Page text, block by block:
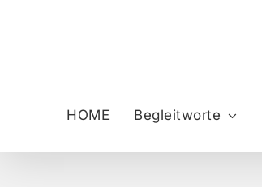
HOME Begleitworte